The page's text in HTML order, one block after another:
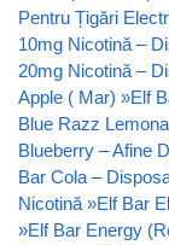
Pentru Țigări
10mg Nicotină –
20mg Nicotină –
Apple ( Mar) »Elf
Blue Razz
Blueberry – Afine
Bar Cola –
Nicotină »Elf Bar
»Elf Bar Energy